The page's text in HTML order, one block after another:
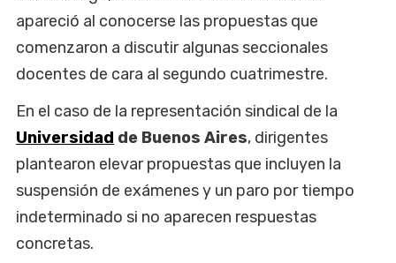
apareció al conocerse las propuestas que
comenzaron a discutir algunas seccionales
docentes de cara al segundo cuatrimestre.
En el caso de la representación sindical de la
Universidad de Buenos Aires, dirigentes
plantearon elevar propuestas que incluyen la
suspensión de exámenes y un paro por tiempo
indeterminado si no aparecen respuestas
concretas.